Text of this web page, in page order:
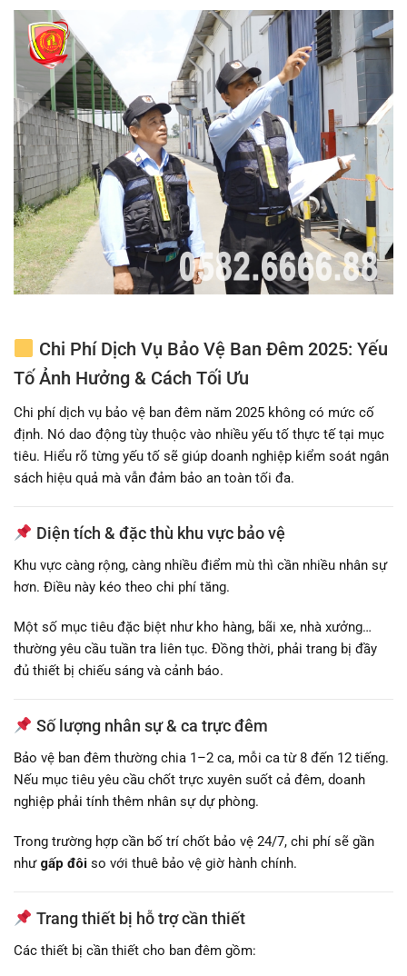
Chi Phí Dịch Vụ Bảo Vệ Ban Đêm 2025: Yếu
Tố Ảnh Hưởng & Cách Tối Ưu
Chi phí dịch vụ bảo vệ ban đêm năm 2025 không có mức cố
định. Nó dao động tùy thuộc vào nhiều yếu tố thực tế tại mục
tiêu. Hiểu rõ từng yếu tố sẽ giúp doanh nghiệp kiểm soát ngân
sách hiệu quả mà vẫn đảm bảo an toàn tối đa.
Diện tích & đặc thù khu vực bảo vệ
Khu vực càng rộng, càng nhiều điểm mù thì cần nhiều nhân sự
hơn. Điều này kéo theo chi phí tăng.
Một số mục tiêu đặc biệt như kho hàng, bãi xe, nhà xưởng…
thường yêu cầu tuần tra liên tục. Đồng thời, phải trang bị đầy
đủ thiết bị chiếu sáng và cảnh báo.
Số lượng nhân sự & ca trực đêm
Bảo vệ ban đêm thường chia 1–2 ca, mỗi ca từ 8 đến 12 tiếng.
Nếu mục tiêu yêu cầu chốt trực xuyên suốt cả đêm, doanh
nghiệp phải tính thêm nhân sự dự phòng.
Trong trường hợp cần bố trí chốt bảo vệ 24/7, chi phí sẽ gần
như gấp đôi so với thuê bảo vệ giờ hành chính.
Trang thiết bị hỗ trợ cần thiết
Các thiết bị cần thiết cho ban đêm gồm: